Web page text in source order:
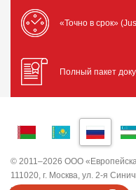
«Точно в срок»
Полный пакет
© 2011–2026 ООО
111020, г. Москва, ул. 2-я